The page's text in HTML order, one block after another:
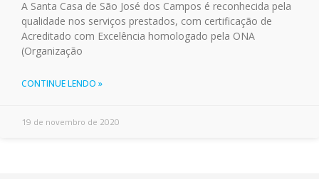
A Santa Casa de São José dos Campos é reconhecida pela
qualidade nos serviços prestados, com certificação de
Acreditado com Excelência homologado pela ONA
(Organização
CONTINUE LENDO »
19 de novembro de 2020